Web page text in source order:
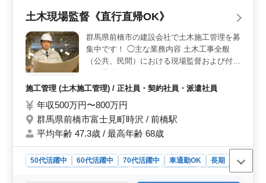
員駐車場完備、通勤手当も支給されます。退職金制度や
柔軟性＞ 週5〜6日の就業日数で、月単位の変形勤務で
す。休日も週休2日で大型連休ありがあります。経験を活
かしつつ、柔軟な働き方が可能な環境です。
土木現場監督《直行直帰OK》
群馬県前橋市の建設会社で土木施工管理を募
集中です！ ◯主な業務内容 土木工事全般
（公共、民間）における現場監督および付随
する業務を行っていただきます。 ・工事の
進捗管理、コスト管理、安全管理、品質管理
材の手配 ・施工図の作成・修正 ・書類作
成、近隣住民対応、社内会議 など ＊主に現
場へは直行直帰です。（社用車使用） ＊現
車場あり 土木施工管理技士資格お持ちの
方、土木施工管理経験20年以上の方は条件
施工管理 (土木施工管理) / 正社員・契約社員・派遣社員
年収500万円〜800万円
群馬県前橋市富士見町時沢 / 前橋駅
平均年齢 47.3歳 / 最高年齢 68歳
50代活躍中 60代活躍中 70代活躍中 車通勤OK
長期
派遣社員